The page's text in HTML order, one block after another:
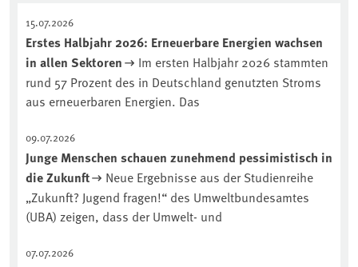
15.07.2026
Erstes Halbjahr 2026: Erneuerbare Energien wachsen
in allen Sektoren
Im ersten Halbjahr 2026 stammten
rund 57 Prozent des in Deutschland genutzten Stroms
aus erneuerbaren Energien. Das
09.07.2026
Junge Menschen schauen zunehmend pessimistisch in
die Zukunft
Neue Ergebnisse aus der Studienreihe
„Zukunft? Jugend fragen!“ des Umweltbundesamtes
(UBA) zeigen, dass der Umwelt- und
07.07.2026